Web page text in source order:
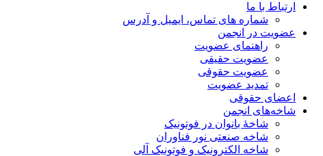
ارتباط با ما
شماره های تماس، ایمیل و آدرس
عضویت در انجمن
راهنمای عضویت
عضویت حقیقی
عضویت حقوقی
تمدید عضویت
اعضای حقوقی
شاخه‌های انجمن
شاخۀ بانوان در فوتونیک
شاخه صنعتی نور فناوران
شاخه‌ الکترونیک و فوتونیک آلی